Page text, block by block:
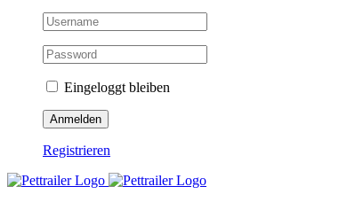
Eingeloggt bleiben
Registrieren
Facebook
X
YouTube
Instagram